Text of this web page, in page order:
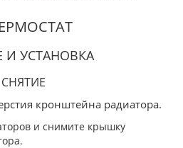
И УСТАНОВКА
СНЯТИЕ
кронштейна радиатора.
и снимите крышку